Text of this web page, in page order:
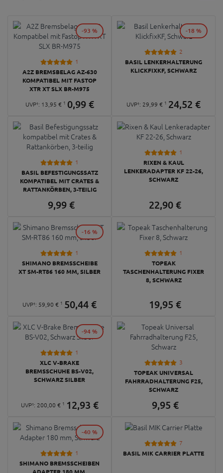
1
A2Z BREMSBELAG AZ-630
KOMPATIBEL MIT FASTOP
XTR XT SLX BR-M975
UVP¹: 13, 95 € 1 0,99 €
-93 %
2
BASIL LENKERHALTERUNG
KLICKFIXKF, SCHWARZ
UVP¹: 29, 99 € 1 24,52 €
-18 %
1
BASIL BEFESTIGUNGSSATZ
KOMPATIBEL MIT CRATES &
RATTANKÖRBEN, 3-TEILIG
9,99 €
1
RIXEN & KAUL
LENKERADAPTER KF 22-26,
SCHWARZ
22,90€
1
SHIMANO BREMSSCHEIBE
XT SM-RT86 160 MM, SILBER
UVP¹: 59, 90 € 1 50,44€
-16 %
1
TOPEAK
TASCHENHALTERUNG FIXER
8, SCHWARZ
19,95 €
1
XLC V-BRAKE
BREMSSCHUHE BS-V02,
SCHWARZ SILBER
UVP¹: 200, 00 € 1 12,93 €
-94 %
3
TOPEAK UNIVERSAL
FAHRRADHALTERUNG F25,
SCHWARZ
9,95 €
1
SHIMANO BREMSSCHEIBEN
-40 %
7
BASIL MIK CARRIER PLATTE